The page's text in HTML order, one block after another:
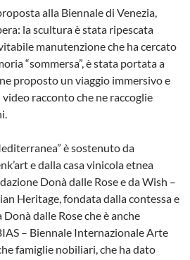
alla Biennale di Venezia,
la scultura è stata ripescata
manutenzione che ha cercato
“sommersa”, è stata portata a
proposto un viaggio immersivo e
racconto che ne raccoglie
è sostenuto da
e dalla casa vinicola etnea
Donà dalle Rose e da Wish –
Heritage, fondata dalla contessa e
dalle Rose che è anche
– Biennale Internazionale Arte
famiglie nobiliari, che ha dato